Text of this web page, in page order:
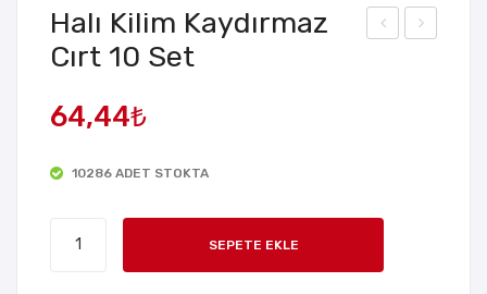
Halı Kilim Kaydırmaz
Cırt 10 Set
64,44₺
10286 ADET STOKTA
SEPETE EKLE